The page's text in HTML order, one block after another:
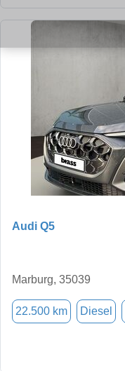
Audi Q5
Marburg, 35039
22.500 km Diesel